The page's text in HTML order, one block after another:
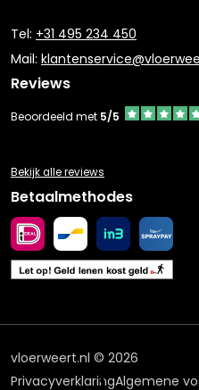
Tel: +31 495 234 450
Mail:
Reviews
Beoordeeld met 5/5
Bekijk alle reviews
Betaalmethodes
vloerweert.nl © 2026
PrivacyverklaringAlgemene